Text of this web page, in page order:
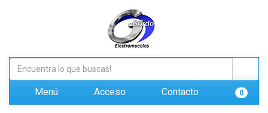
Menú Acceso Contacto 0